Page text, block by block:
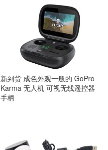
新到货 成色外观一般的 GoPro
Karma 无人机 可视无线遥控器
手柄